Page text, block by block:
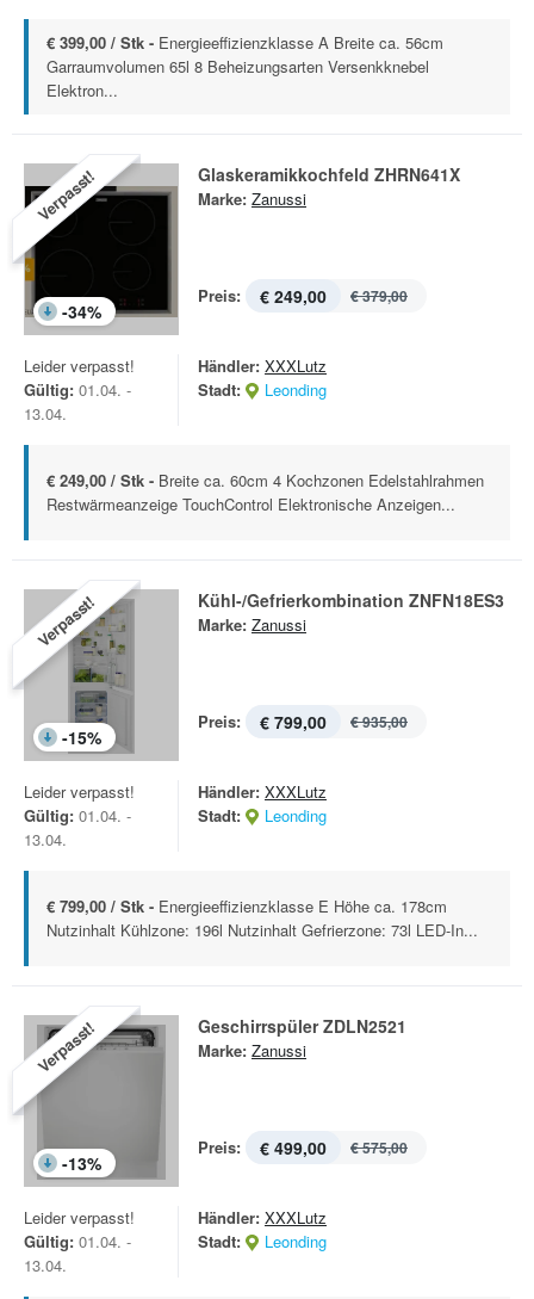
€ 399,00 / Stk - Energieeffizienzklasse A Breite ca. 56cm
Garraumvolumen 65l 8 Beheizungsarten Versenkknebel
Elektron...
Verpasst!
-34%
Glaskeramikkochfeld ZHRN641X
Marke: Zanussi
Preis: € 249,00 € 379,00
Leider verpasst!
Gültig: 01.04. -
13.04.
Händler: XXXLutz
Stadt:
Leonding
€ 249,00 / Stk - Breite ca. 60cm 4 Kochzonen Edelstahlrahmen
Restwärmeanzeige TouchControl Elektronische Anzeigen...
Verpasst!
-15%
Kühl-/Gefrierkombination ZNFN18ES3
Marke: Zanussi
Preis: € 799,00 € 935,00
Leider verpasst!
Gültig: 01.04. -
13.04.
Händler: XXXLutz
Stadt:
Leonding
€ 799,00 / Stk - Energieeffizienzklasse E Höhe ca. 178cm
Nutzinhalt Kühlzone: 196l Nutzinhalt Gefrierzone: 73l LED-In...
Verpasst!
-13%
Geschirrspüler ZDLN2521
Marke: Zanussi
Preis: € 499,00 € 575,00
Leider verpasst!
Gültig: 01.04. -
13.04.
Händler: XXXLutz
Stadt:
Leonding